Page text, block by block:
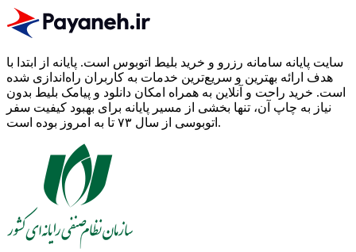
سایت پایانه سامانه رزرو و خرید بلیط اتوبوس است. پایانه از ابتدا با
هدف ارائه بهترین و سریع‌ترین خدمات به کاربران راه‌اندازی شده
است. خرید راحت و آنلاین به همراه امکان دانلود و پیامک بلیط بدون
نیاز به چاپ آن، تنها بخشی از مسیر پایانه برای بهبود کیفیت سفر
اتوبوسی از سال ۷۳ تا به امروز بوده است.